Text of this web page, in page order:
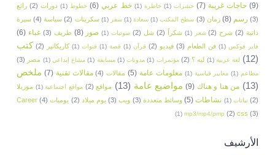
(9) حاجات غريبة (7) حشرات (1) خاطرة (1) خط عربي (6) خطوط (1) دورات (2) رائع
(3) رسم (8) زمان (3) سطح المكتب (1) سعادة (1) سفر (1) سكربتات (2) سياسة (4) سيرة
ذاتية (2) شرح (2) شعر (1) شكراً (2) شل (2) صوتيات (1) صور (8) طريف (3) غباء (6)
فاير فوكس (1) فن الطعام (3) فيديو (2) قرآن (1) قصة (1) قنوات (1) كاريكاتير (2) كتب
(12) لغة عربية (1) ليه ؟ (2) مؤتمرات (1) مدونات (1) مسابقة (1) مشاع إبداعي (1) مصر (3)
مطاعم (1) معايير قياسية (1) معلومات عامة (5) مقالات (4) مقالات تقنية (7) ملخص
(13) من هنا و هناك (9) مواضيع عامة (13) مواقع (2) مواقع اجتماعية (1) موزيلا
(2) نباتات (1) نشاطات (5) وسائط متعددة (3) ويب (3) يوم ميلاد (2) يوميات (4)
Career
(3)
css
(2)
mp3/mp4/pmp
(1)
الأرشيف